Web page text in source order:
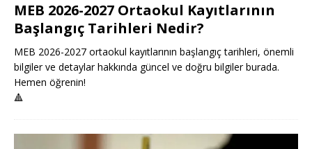
MEB 2026-2027 Ortaokul Kayıtlarının
Başlangıç Tarihleri Nedir?
MEB 2026-2027 ortaokul kayıtlarının başlangıç tarihleri, önemli
bilgiler ve detaylar hakkında güncel ve doğru bilgiler burada.
Hemen öğrenin!
🔺